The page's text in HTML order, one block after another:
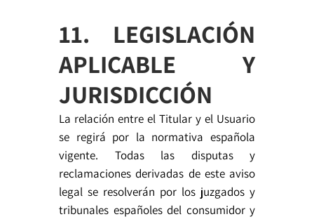
11. LEGISLACIÓN
APLICABLE Y
JURISDICCIÓN
La relación entre el Titular y el Usuario
se regirá por la normativa española
vigente. Todas las disputas y
reclamaciones derivadas de este aviso
legal se resolverán por los juzgados y
tribunales españoles del consumidor y